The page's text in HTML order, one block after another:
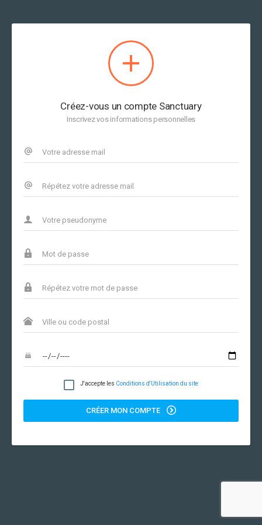
Créez-vous un compte Sanctuary
Inscrivez vos informations personnelles
J'accepte les Conditions d'Utilisation du site
CRÉER MON COMPTE